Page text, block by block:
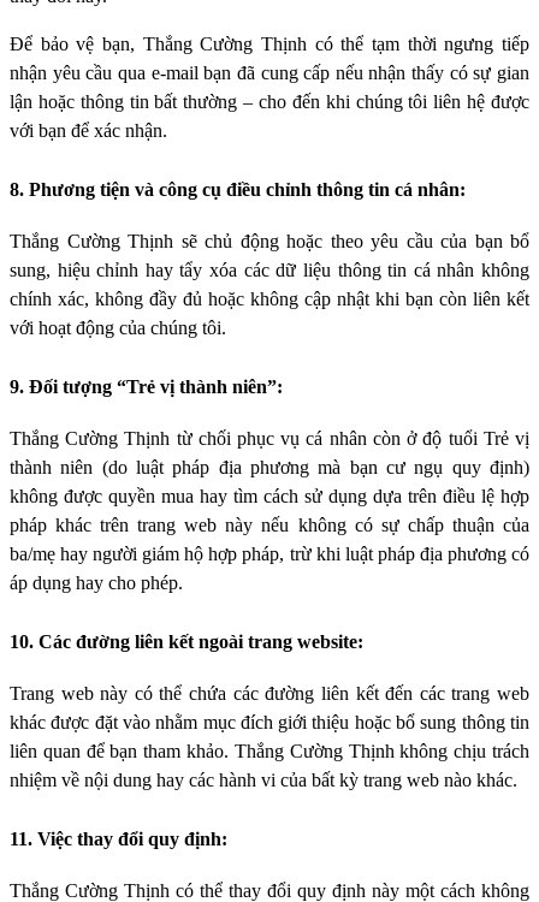
Để bảo vệ bạn, Thắng Cường Thịnh có thể tạm thời ngưng tiếp
nhận yêu cầu qua e-mail bạn đã cung cấp nếu nhận thấy có sự gian
lận hoặc thông tin bất thường – cho đến khi chúng tôi liên hệ được
với bạn để xác nhận.
8. Phương tiện và công cụ điều chỉnh thông tin cá nhân:
Thắng Cường Thịnh sẽ chủ động hoặc theo yêu cầu của bạn bổ
sung, hiệu chỉnh hay tẩy xóa các dữ liệu thông tin cá nhân không
chính xác, không đầy đủ hoặc không cập nhật khi bạn còn liên kết
với hoạt động của chúng tôi.
9. Đối tượng “Trẻ vị thành niên”:
Thắng Cường Thịnh từ chối phục vụ cá nhân còn ở độ tuổi Trẻ vị
thành niên (do luật pháp địa phương mà bạn cư ngụ quy định)
không được quyền mua hay tìm cách sử dụng dựa trên điều lệ hợp
pháp khác trên trang web này nếu không có sự chấp thuận của
ba/mẹ hay người giám hộ hợp pháp, trừ khi luật pháp địa phương có
áp dụng hay cho phép.
10. Các đường liên kết ngoài trang website:
Trang web này có thể chứa các đường liên kết đến các trang web
khác được đặt vào nhằm mục đích giới thiệu hoặc bổ sung thông tin
liên quan để bạn tham khảo. Thắng Cường Thịnh không chịu trách
nhiệm về nội dung hay các hành vi của bất kỳ trang web nào khác.
11. Việc thay đổi quy định:
Thắng Cường Thịnh có thể thay đổi quy định này một cách không